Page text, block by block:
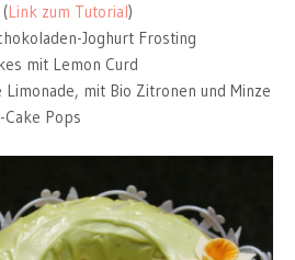
Link zum Tutorial)
Joghurt Frosting
mit Lemon Curd
mit Bio Zitronen und Minze
Pops